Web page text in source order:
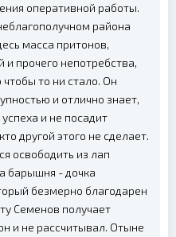
оперативной работы.
района
масса притонов,
и прочего непотребства,
то ни стало. Он
и отлично знает,
и не посадит
другой этого не сделает.
освободить из лап
барышня - дочка
безмерно благодарен
Семенов получает
и не рассчитывал. Отыне